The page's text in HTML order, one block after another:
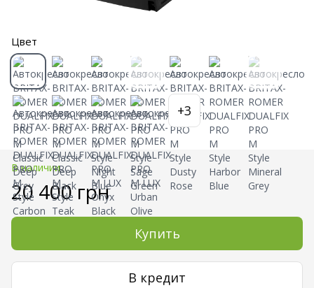
Цвет
+3
В наличии
20 400 грн
Купить
В кредит